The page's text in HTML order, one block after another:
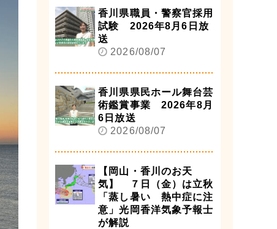
香川県職員・警察官採用
試験 2026年8月6日放
送
2026/08/07
香川県県民ホール舞台芸
術鑑賞事業 2026年8月
6日放送
2026/08/07
【岡山・香川のお天
気】 ７日（金）は立秋
「蒸し暑い 熱中症に注
意」光岡香洋気象予報士
が解説